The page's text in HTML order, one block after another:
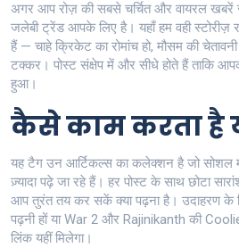
अगर आप रोज़ की सबसे चर्चित और वायरल खबरें
जलेबी ट्रेंड आपके लिए है। यहाँ हम वही स्टोरीज़
हैं — चाहे क्रिकेट का रोमांच हो, मौसम की
टक्कर। पोस्ट संक्षेप में और सीधे होते हैं ताकि
हुआ।
कैसे काम करता है
यह टैग उन आर्टिकल्स का कलेक्शन है जो सोशल
ज़्यादा पढ़े जा रहे हैं। हर पोस्ट के साथ छोटा
आप तुरंत तय कर सकें क्या पढ़ना है। उदाहरण के
पढ़नी हों या War 2 और Rajinikanth की
लिंक यहीं मिलेगा।